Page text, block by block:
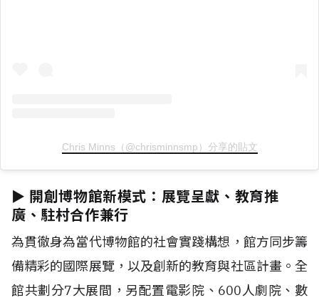
Chris Minns（@chrisminnsmp）分享的貼文
► 開創博物館新模式：展覽呈獻、教育推
廣、駐村合作兼行
為貫徹身為當代博物館的社會實踐構想，館方同步籌
備精彩的國際展覽，以及創新的教育與社區計畫。全
館共劃分7大展間，另配置電影院、600人劇院、數